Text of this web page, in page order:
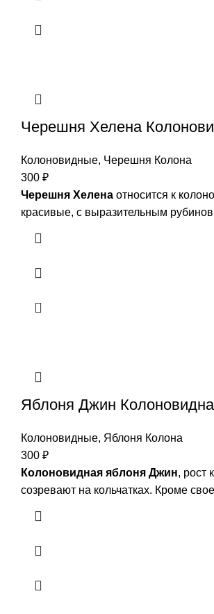
Черешня Хелена
Колоновидные, Черешня Колона
300 ₽
Черешня Хелена относится к
красивые, с выразительным
Яблоня Джин
Колоновидные, Яблоня Колона
300 ₽
Колоновидная яблоня Джин, рост
созревают на кольчатках. Кроме